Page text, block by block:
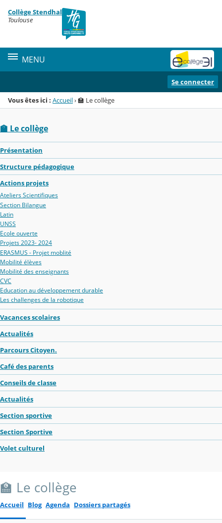
Menu de la rubrique
Contenu
Collège Stendhal
Toulouse
MENU
Se connecter
Vous êtes ici : Accueil›🏫 Le collège
🏫 Le collège
Présentation
Structure pédagogique
Actions projets
Ateliers Scientifiques
Section Bilangue
Latin
UNSS
Ecole ouverte
Projets 2023- 2024
ERASMUS - Projet moblité
Mobilité élèves
Mobilité des enseignants
CVC
Education au développement durable
Les challenges de la robotique
Vacances scolaires
Actualités
Parcours Citoyen.
Café des parents
Conseils de classe
Actualités
Section sportive
Section Sportive
Volet culturel
🏫 Le collège
Accueil Blog Agenda Dossiers partagés